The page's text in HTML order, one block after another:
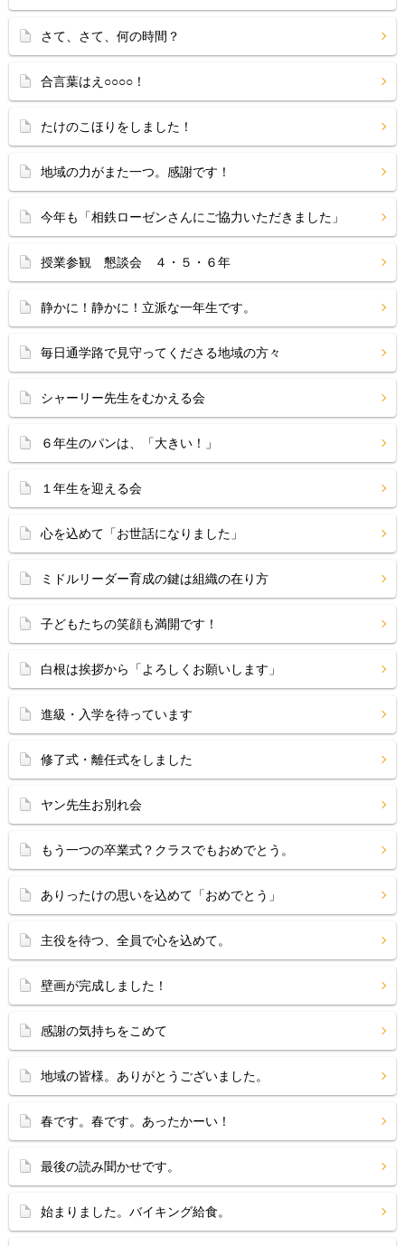
さて、さて、何の時間？
合言葉はえ○○○○！
たけのこほりをしました！
地域の力がまた一つ。感謝です！
今年も「相鉄ローゼンさんにご協力いただきました」
授業参観 懇談会 ４・５・６年
静かに！静かに！立派な一年生です。
毎日通学路で見守ってくださる地域の方々
シャーリー先生をむかえる会
６年生のパンは、「大きい！」
１年生を迎える会
心を込めて「お世話になりました」
ミドルリーダー育成の鍵は組織の在り方
子どもたちの笑顔も満開です！
白根は挨拶から「よろしくお願いします」
進級・入学を待っています
修了式・離任式をしました
ヤン先生お別れ会
もう一つの卒業式？クラスでもおめでとう。
ありったけの思いを込めて「おめでとう」
主役を待つ、全員で心を込めて。
壁画が完成しました！
感謝の気持ちをこめて
地域の皆様。ありがとうございました。
春です。春です。あったかーい！
最後の読み聞かせです。
始まりました。バイキング給食。